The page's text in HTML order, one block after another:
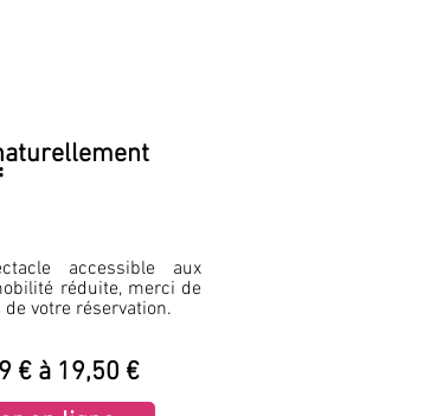
:
tacle accessible aux
réduite, merci de
de votre réservation.
€ à 19,50 €